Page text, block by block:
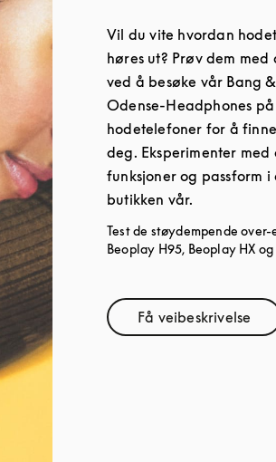
Vil du vite hvordan
høres ut? Prøv dem
ved å besøke vår Bang
Odense-Headphones
hodetelefoner for å
deg. Eksperimenter
funksjoner og passform
butikken vår.
Test de støydempende
Beoplay H95, Beoplay HX
Få veibeskrivelse
Link Opens